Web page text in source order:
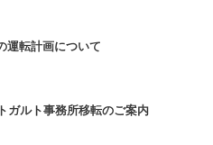
運転計画について
ガルト事務所移転のご案内